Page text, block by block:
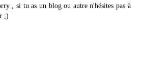
, si tu as un blog ou autre n'hésites pas à
;)